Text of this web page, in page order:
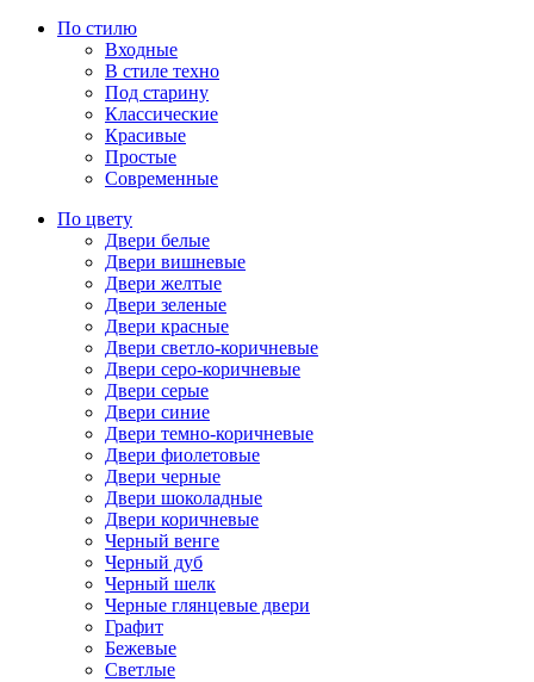
По стилю
Входные
В стиле техно
Под старину
Классические
Красивые
Простые
Современные
По цвету
Двери белые
Двери вишневые
Двери желтые
Двери зеленые
Двери красные
Двери светло-коричневые
Двери серо-коричневые
Двери серые
Двери синие
Двери темно-коричневые
Двери фиолетовые
Двери черные
Двери шоколадные
Двери коричневые
Черный венге
Черный дуб
Черный шелк
Черные глянцевые двери
Графит
Бежевые
Светлые